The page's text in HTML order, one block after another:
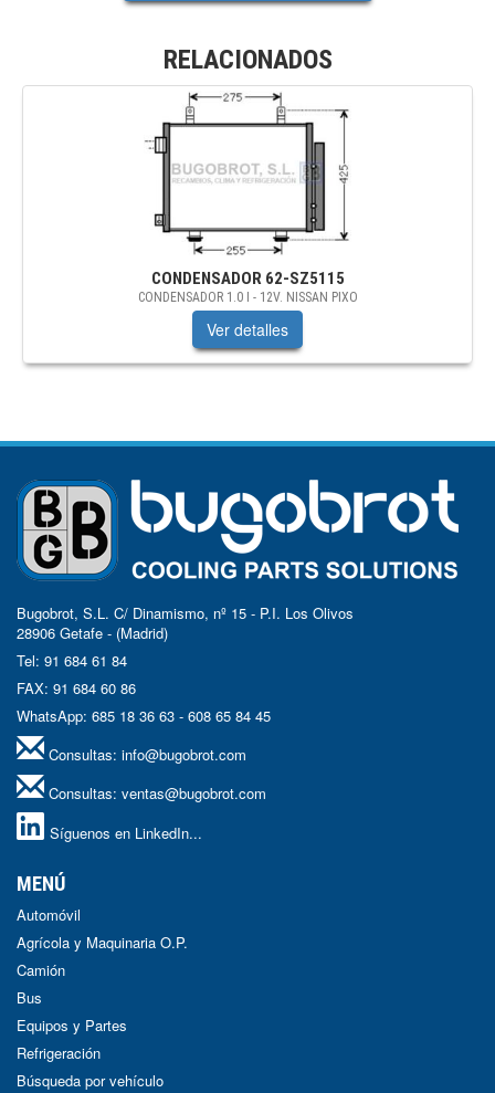
RELACIONADOS
CONDENSADOR 62-SZ5115
CONDENSADOR 1.0 I - 12V. NISSAN PIXO
Ver detalles
Bugobrot, S.L. C/ Dinamismo, nº 15 - P.I. Los Olivos
28906 Getafe - (Madrid)
Tel: 91 684 61 84
FAX: 91 684 60 86
WhatsApp: 685 18 36 63 - 608 65 84 45
Consultas: info@bugobrot.com
Consultas: ventas@bugobrot.com
Síguenos en LinkedIn...
MENÚ
Automóvil
Agrícola y Maquinaria O.P.
Camión
Bus
Equipos y Partes
Refrigeración
Búsqueda por vehículo